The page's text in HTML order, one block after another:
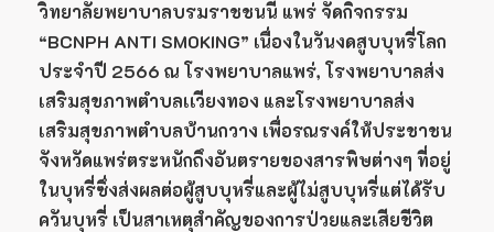
วิทยาลัยพยาบาลบรมราชชนนี แพร่ จัดกิจกรรม
“BCNPH ANTI SMOKING” เนื่องในวันงดสูบบุหรี่โลก
ประจำปี 2566 ณ โรงพยาบาลแพร่, โรงพยาบาลส่ง
เสริมสุขภาพตำบลเเวียงทอง และโรงพยาบาลส่ง
เสริมสุขภาพตำบลบ้านกวาง เพื่อรณรงค์ให้ประชาชน
จังหวัดแพร่ตระหนักถึงอันตรายของสารพิษต่างๆ ที่อยู่
ในบุหรี่ซึ่งส่งผลต่อผู้สูบบุหรี่และผู้ไม่สูบบุหรี่แต่ได้รับ
ควันบุหรี่ เป็นสาเหตุสำคัญของการป่วยและเสียชีวิต